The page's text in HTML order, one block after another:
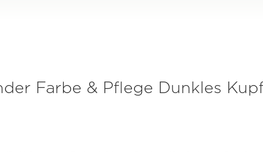
Farbe & Pflege Dunkles